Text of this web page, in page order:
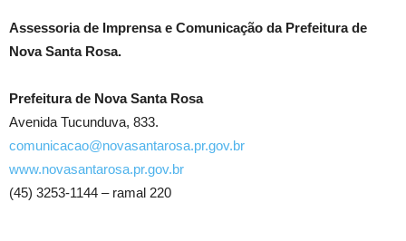
Assessoria de Imprensa e Comunicação da Prefeitura de
Nova Santa Rosa.
Prefeitura de Nova Santa Rosa
Avenida Tucunduva, 833.
comunicacao@novasantarosa.pr.gov.br
www.novasantarosa.pr.gov.br
(45) 3253-1144 – ramal 220